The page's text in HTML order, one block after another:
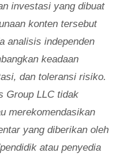
investasi yang dibuat
konten tersebut
analisis independen
keadaan
dan toleransi risiko.
Group LLC tidak
merekomendasikan
yang diberikan oleh
atau penyedia